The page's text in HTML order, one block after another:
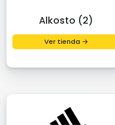
Alkosto (2)
Ver tienda →